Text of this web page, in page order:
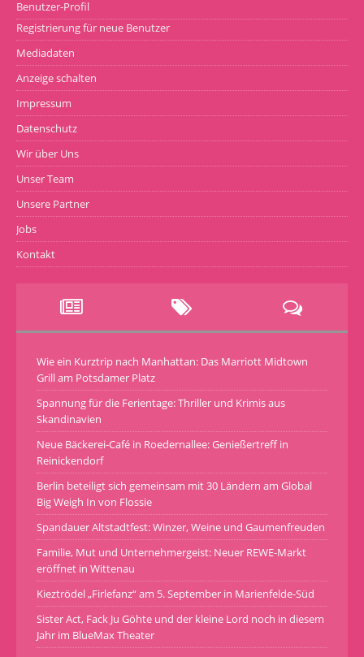
Benutzer-Profil
Registrierung für neue Benutzer
Mediadaten
Anzeige schalten
Impressum
Datenschutz
Wir über Uns
Unser Team
Unsere Partner
Jobs
Kontakt
Wie ein Kurztrip nach Manhattan: Das Marriott Midtown
Grill am Potsdamer Platz
Spannung für die Ferientage: Thriller und Krimis aus
Skandinavien
Neue Bäckerei-Café in Roedernallee: Genießertreff in
Reinickendorf
Berlin beteiligt sich gemeinsam mit 30 Ländern am Global
Big Weigh In von Flossie
Spandauer Altstadtfest: Winzer, Weine und Gaumenfreuden
Familie, Mut und Unternehmergeist: Neuer REWE-Markt
eröffnet in Wittenau
Kieztrödel „Firlefanz“ am 5. September in Marienfelde-Süd
Sister Act, Fack Ju Göhte und der kleine Lord noch in diesem
Jahr im BlueMax Theater